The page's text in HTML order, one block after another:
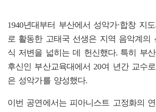
1940년대부터 부산에서 성악가·합창 지
로 활동한 고태국 선생은 지역 음악계의
식 저변을 넓히는 데 헌신했다. 특히 부
후신인 부산교육대에서 20여 년간 교수
은 성악가를 양성했다.
이번 공연에서는 피아니스트 고정화의